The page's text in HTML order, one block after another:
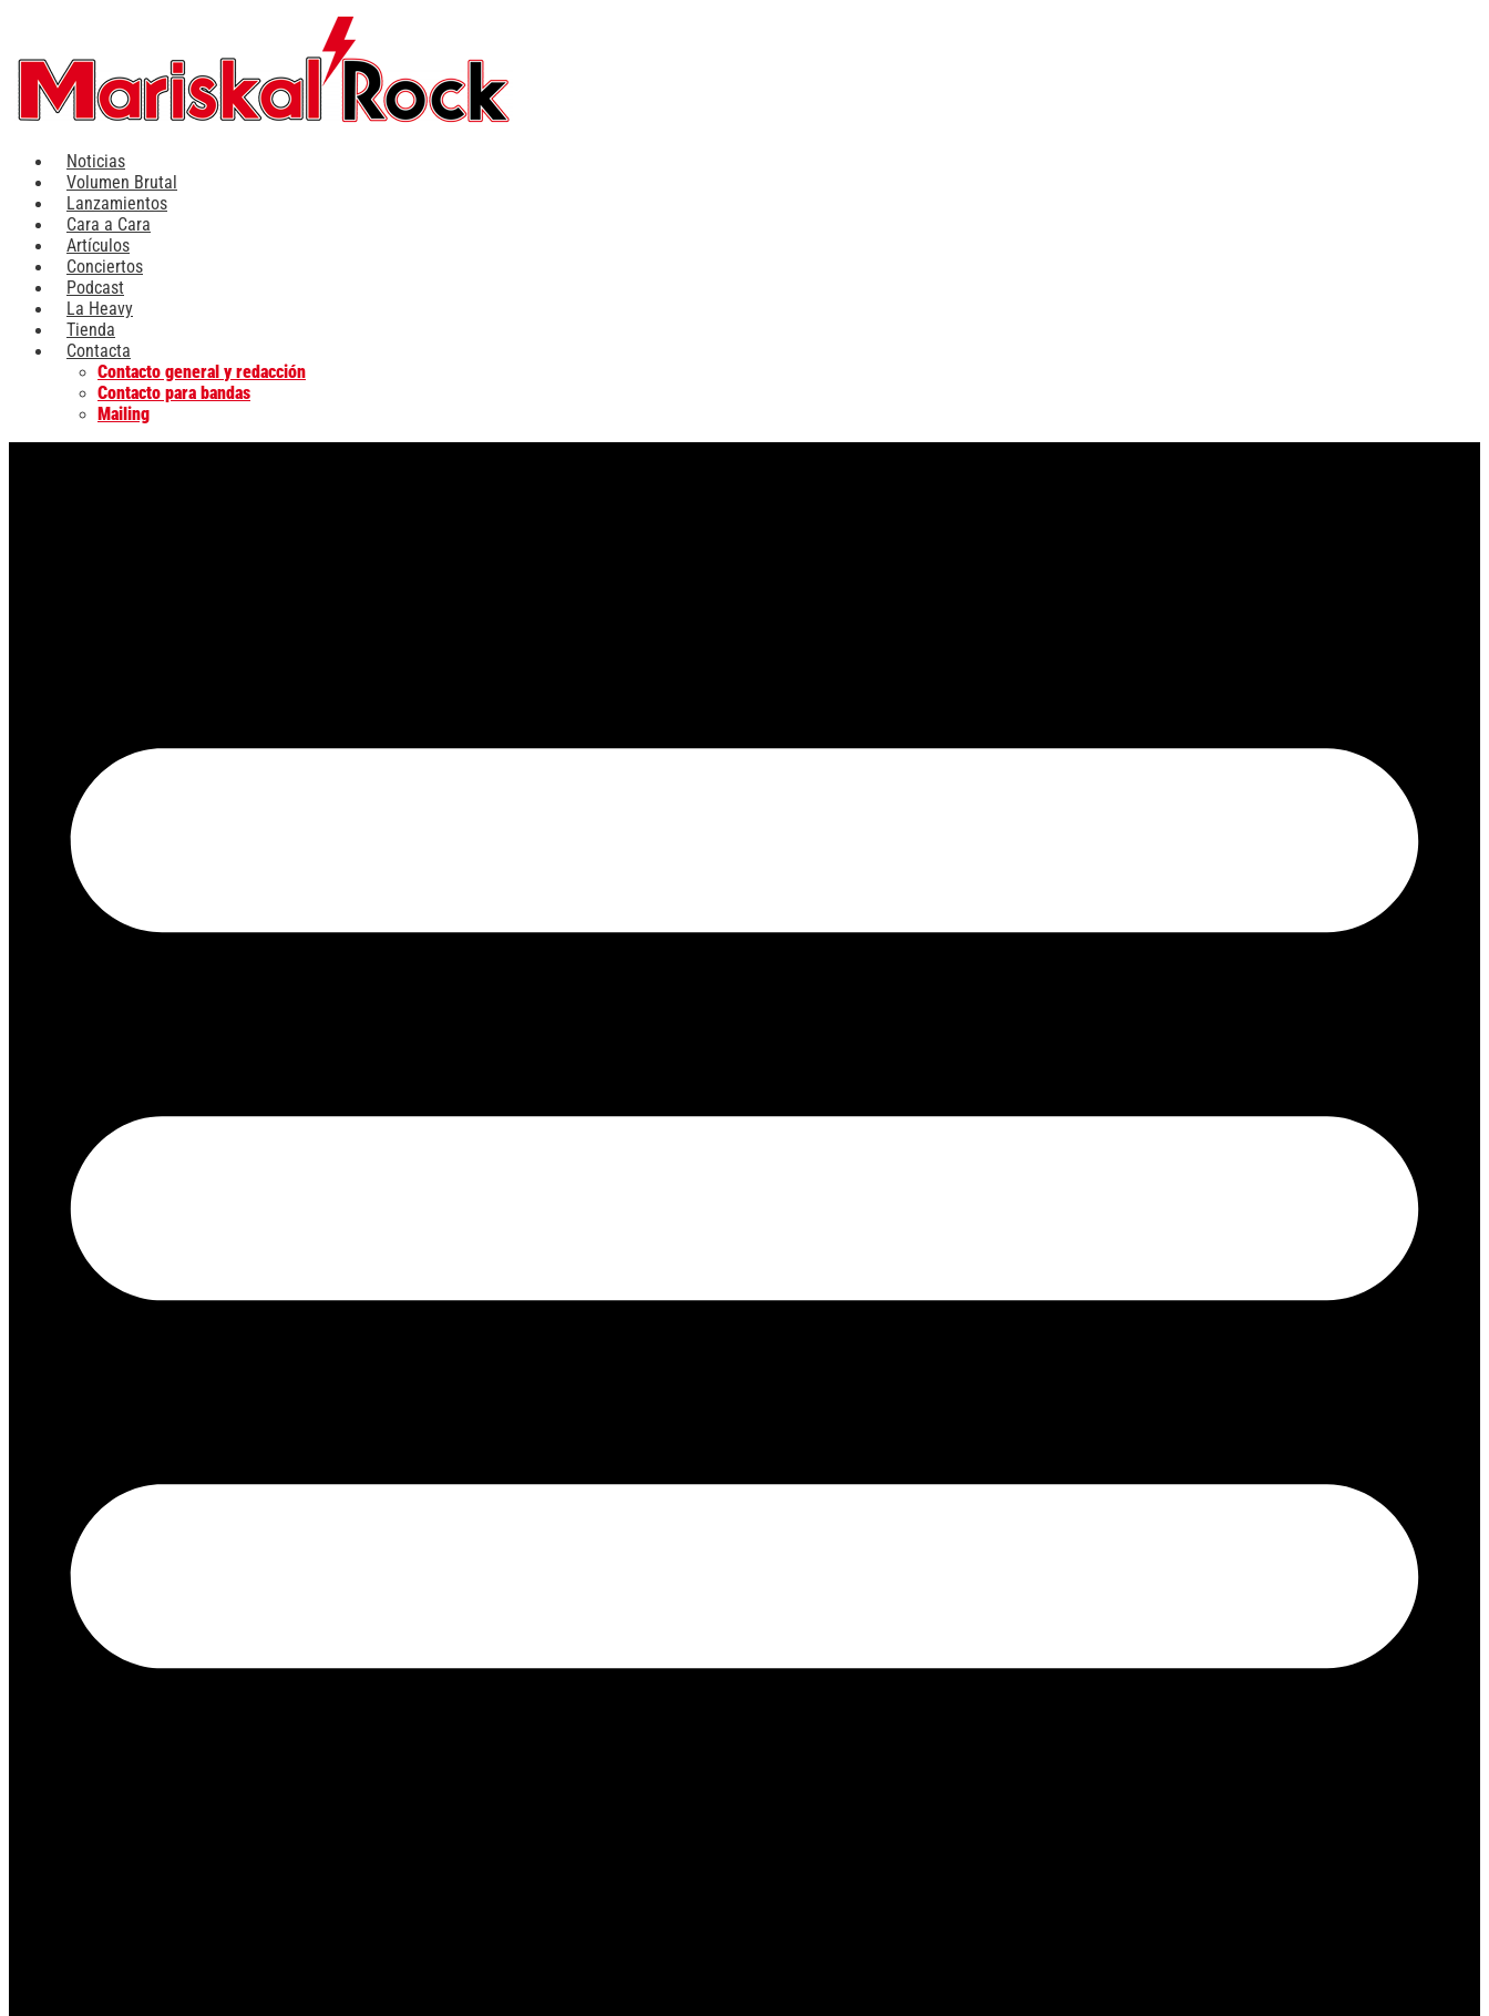
contenido
Noticias
Volumen Brutal
Lanzamientos
Cara a Cara
Artículos
Conciertos
Podcast
La Heavy
Tienda
Contacta
Contacto general y redacción
Contacto para bandas
Mailing